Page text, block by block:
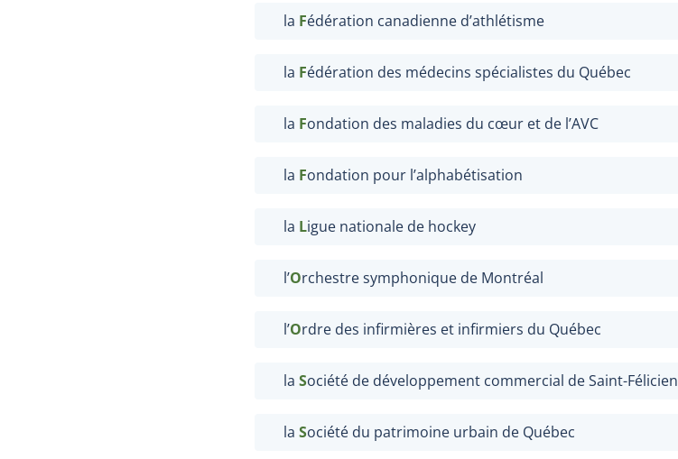
la Fédération canadienne d’athlétisme
la Fédération des médecins spécialistes du Québec
la Fondation des maladies du cœur et de l’AVC
la Fondation pour l’alphabétisation
la Ligue nationale de hockey
l’Orchestre symphonique de Montréal
l’Ordre des infirmières et infirmiers du Québec
la Société de développement commercial de Saint-Félicien
la Société du patrimoine urbain de Québec